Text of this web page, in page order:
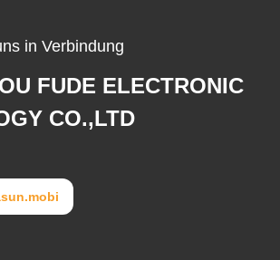
in Verbindung
FUDE ELECTRONIC
CO.,LTD